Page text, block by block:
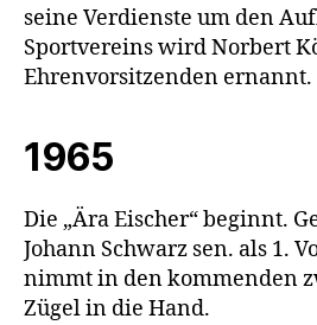
seine Verdienste um den
Sportvereins wird Norbert
Ehrenvorsitzenden ernannt.
1965
Die „Ära Eischer“ beginnt.
Johann Schwarz sen. als 1.
nimmt in den kommenden
Zügel in die Hand.